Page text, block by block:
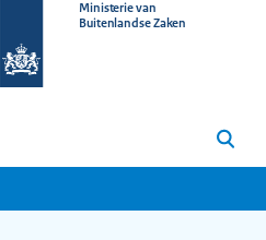
Ministerie van
Buitenlandse Zaken
Zoeken